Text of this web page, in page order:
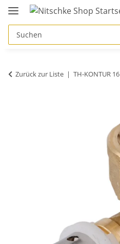
Zurück zur Liste TH-KONTUR 16